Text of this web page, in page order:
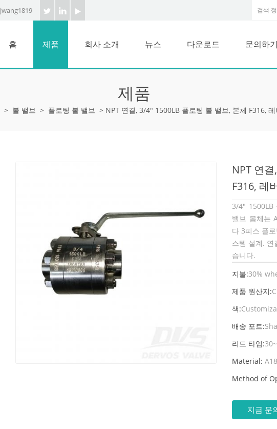
jwang1819
홈 제품 회사 소개 뉴스 다운로드 문의하기
제품
> 볼 밸브 > 플로팅 볼 밸브 > NPT 연결, 3/4" 1500LB 플로팅 볼 밸브, 본체 F316, 레
NPT 연
F316, 레
3/4" 1500LB
밸브 몸체는
다 3피스 플
스템 설계. 연
습니다.
지불:30%
제품 원산지:
색:
배송 포트:
리드 타임:
Material:
Method of
지금 문